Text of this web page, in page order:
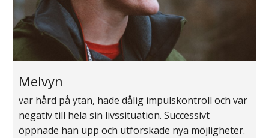
Melvyn
var hård på ytan, hade dålig impulskontroll och var
negativ till hela sin livssituation. Successivt
öppnade han upp och utforskade nya möjligheter.